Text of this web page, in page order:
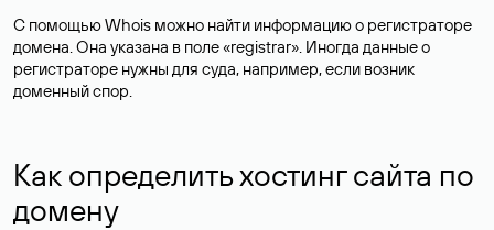
С помощью Whois можно найти информацию о регистраторе
домена. Она указана в поле «registrar». Иногда данные о
регистраторе нужны для суда, например, если возник
доменный спор.
Как определить хостинг сайта по
домену